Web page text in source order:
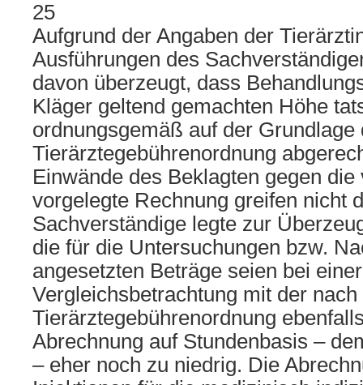
25
Aufgrund der Angaben der
Ausführungen des
davon überzeugt, dass
Kläger geltend gemachten Höhe
ordnungsgemäß auf der Grundlage
Tierärztegebührenordnung
Einwände des Beklagten gegen die
vorgelegte Rechnung greifen nicht
Sachverständige legte zur
die für die Untersuchungen bzw.
angesetzten Beträge seien bei einer
Vergleichsbetrachtung mit der nach
Tierärztegebührenordnung
Abrechnung auf Stundenbasis –
– eher noch zu niedrig. Die